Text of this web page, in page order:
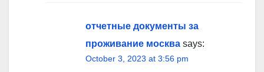
отчетные документы за
проживание москва says:
October 3, 2023 at 3:56 pm